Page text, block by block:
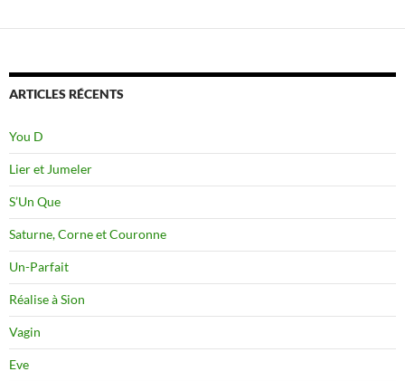
ARTICLES RÉCENTS
You D
Lier et Jumeler
S’Un Que
Saturne, Corne et Couronne
Un-Parfait
Réalise à Sion
Vagin
Eve